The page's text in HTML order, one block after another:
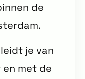
de
je van
met de